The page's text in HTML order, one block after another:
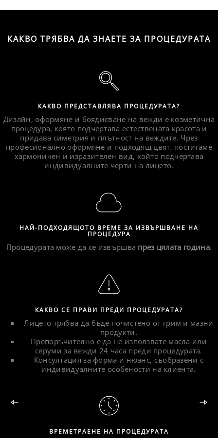
КАКВО ТРЯБВА ДА ЗНАЕТЕ ЗА ПРОЦЕДУРАТА
КАКВО ПРЕДСТАВЛЯВА ПРОЦЕДУРАТА?
Дизайн, оформяне и боядисване на вежди е козметична
процедура, която подчертава естествената красота и
придава симетрия и плътност на веждите. Чрез
професионално оформяне и подходящ цвят, постигаме
хармоничен и изразителен вид, който подчертава
индивидуалните черти на лицето.
НАЙ-ПОДХОДЯЩОТО ВРЕМЕ ЗА ИЗВЪРШВАНЕ НА
ПРОЦЕДУРА
Процедурата може да се извършва през цялата година.
КАКВО СЕ ПРАВИ ПРЕДИ ПРОЦЕДУРАТА?
Лицето трябва да бъде почистено от грим и мазни
продукти.
Препоръчително е да не използвате масла или
серуми за вежди 24 часа преди процедурата.
Консултация за форма и нюанс, съобразени с
индивидуалните особености на клиента.
ВРЕМЕТРАЕНЕ НА ПРОЦЕДУРАТА